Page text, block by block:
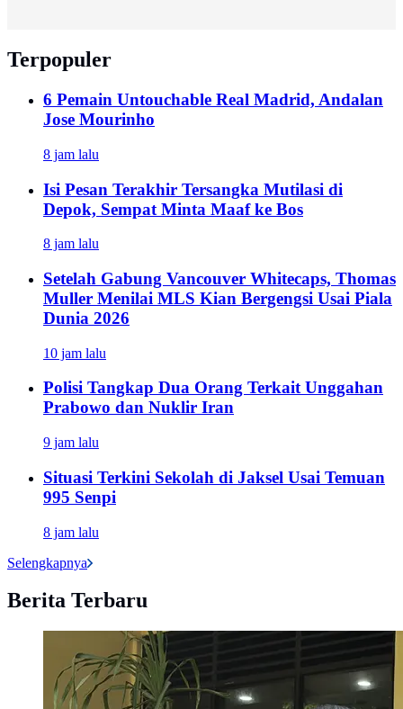
Terpopuler
6 Pemain Untouchable Real Madrid, Andalan
Jose Mourinho
8 jam lalu
Isi Pesan Terakhir Tersangka Mutilasi di
Depok, Sempat Minta Maaf ke Bos
8 jam lalu
Setelah Gabung Vancouver Whitecaps, Thomas
Muller Menilai MLS Kian Bergengsi Usai Piala
Dunia 2026
10 jam lalu
Polisi Tangkap Dua Orang Terkait Unggahan
Prabowo dan Nuklir Iran
9 jam lalu
Situasi Terkini Sekolah di Jaksel Usai Temuan
995 Senpi
8 jam lalu
Selengkapnya
Berita Terbaru